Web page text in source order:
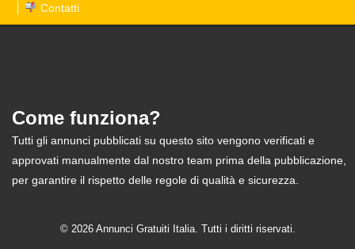
Contatti
Come funziona?
Tutti gli annunci pubblicati su questo sito vengono verificati e
approvati manualmente dal nostro team prima della pubblicazione,
per garantire il rispetto delle regole di qualità e sicurezza.
© 2026 Annunci Gratuiti Italia. Tutti i diritti riservati.